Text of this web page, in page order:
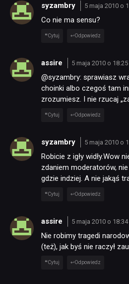
syzambry 5 maja 2010 o
Co nie ma sensu?
Cytuj Odpowiedz
assire 5 maja 2010 o 18:25
@syzambry: sprawiasz
choinki albo czegoś tam
zrozumiesz. I nie rzucaj
Cytuj Odpowiedz
syzambry 5 maja 2010 o
Robicie z igły widły.Wow
zdaniem moderatorów,
gdzie indziej. A nie jakąś
Cytuj Odpowiedz
assire 5 maja 2010 o 18:34
Nie robimy tragedi
(też), jak byś nie raczył
Cytuj Odpowiedz